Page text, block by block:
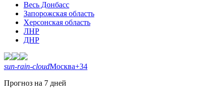
Весь Донбасс
Запорожская область
Херсонская область
ЛНР
ДНР
sun-rain-cloudМосква+34
Прогноз на 7 дней